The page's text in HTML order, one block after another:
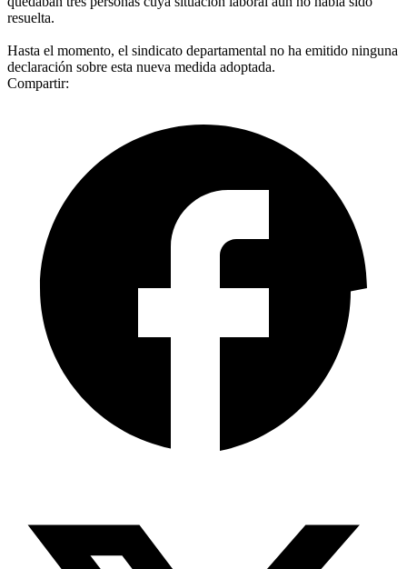
resuelta.
Hasta el momento, el sindicato departamental no ha emitido ninguna
declaración sobre esta nueva medida adoptada.
Compartir: